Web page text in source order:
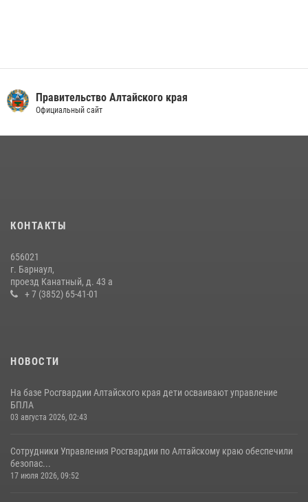
Правительство Алтайского края
Официальный сайт
КОНТАКТЫ
656021
г. Барнаул,
проезд Канатный, д. 43 а
+ 7 (3852) 65-41-01
НОВОСТИ
На базе Росгвардии Алтайского края дети осваивают управление
БПЛА
03 августа 2026, 02:43
Сотрудники Управления Росгвардии по Алтайскому краю обеспечили
безопас...
17 июля 2026, 09:52